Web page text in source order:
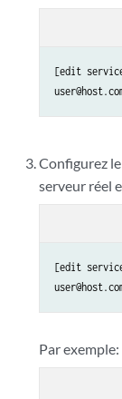
[edit
Configurez
serveur réel
[edit
Par exemple: